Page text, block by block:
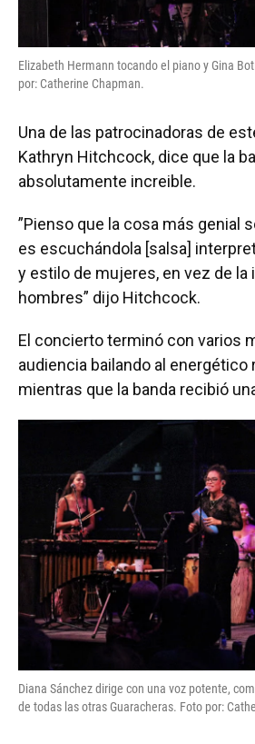
Elizabeth Hermann tocando el piano y Gina
por: Catherine Chapman.
Una de las patrocinadoras de
Kathryn Hitchcock, dice que la
absolutamente increible.
”Pienso que la cosa más genial
es escuchándola [salsa]
y estilo de mujeres, en vez de la
hombres” dijo Hitchcock.
El concierto terminó con varios
audiencia bailando al energético
mientras que la banda recibió
Diana Sánchez dirige con una voz potente,
de todas las otras Guaracheras. Foto por: